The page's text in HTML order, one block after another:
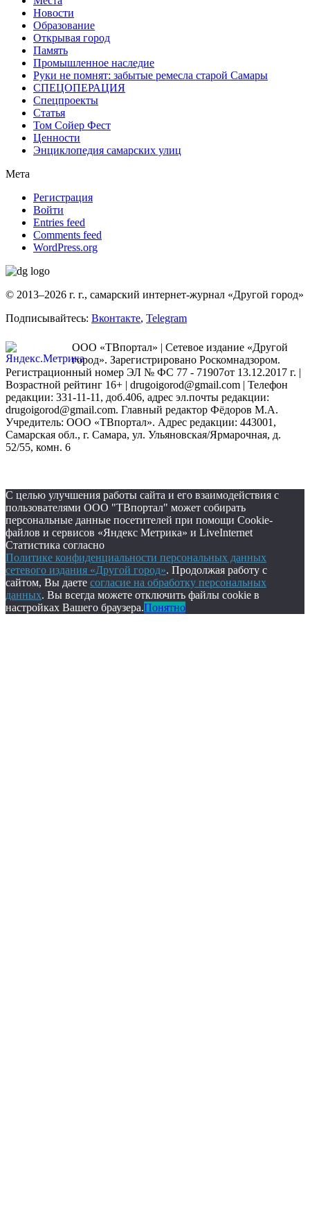
Новости
Образование
Открывая город
Память
Промышленное наследие
Руки не помнят: забытые ремесла старой Самары
СПЕЦОПЕРАЦИЯ
Спецпроекты
Статья
Том Сойер Фест
Ценности
Энциклопедия самарских улиц
Мета
Регистрация
Войти
Entries feed
Comments feed
WordPress.org
© 2013–2026 г. г., самарский интернет-журнал «Другой город»
Подписывайтесь: Вконтакте, Telegram
ООО «ТВпортал» | Сетевое издание «Другой
город». Зарегистрировано Роскомнадзором.
Регистрационный номер ЭЛ № ФС 77 - 71907от 13.12.2017 г. |
Возрастной рейтинг 16+ | drugoigorod@gmail.com | Телефон
редакции: 331-11-11, доб.406, адрес эл.почты редакции:
drugoigorod@gmail.com. Главный редактор Фёдоров М.А.
Учредитель: ООО «ТВпортал». Адрес редакции: 443001,
Самарская обл., г. Самара, ул. Ульяновская/Ярмарочная, д.
52/55, комн. 6
С целью улучшения работы сайта и его взаимодействия с
пользователями ООО "ТВпортал" может собирать
персональные данные посетителей при помощи Cookie-
файлов и сервисов «Яндекс Метрика» и LiveInternet
Статистика согласно
Политике конфиденциальности персональных данных
сетевого издания «Другой город». Продолжая работу с
сайтом, Вы даете согласие на обработку персональных
данных. Вы всегда можете отключить файлы cookie в
настройках Вашего браузера.Понятно